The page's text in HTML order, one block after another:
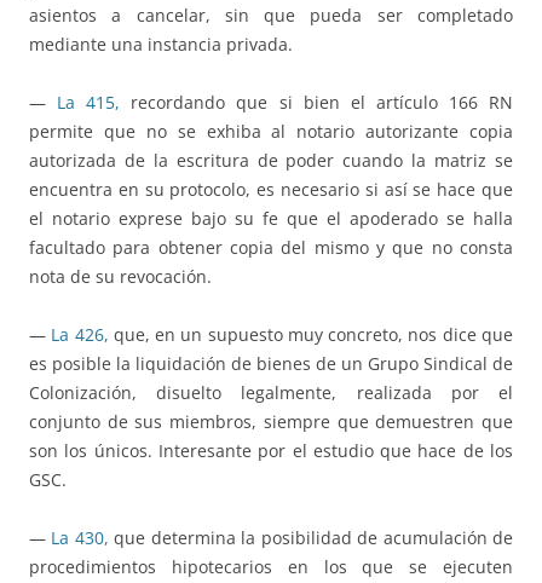
asientos a cancelar, sin que pueda ser completado
mediante una instancia privada.
— La 415, recordando que si bien el artículo 166 RN
permite que no se exhiba al notario autorizante copia
autorizada de la escritura de poder cuando la matriz se
encuentra en su protocolo, es necesario si así se hace que
el notario exprese bajo su fe que el apoderado se halla
facultado para obtener copia del mismo y que no consta
nota de su revocación.
— La 426, que, en un supuesto muy concreto, nos dice que
es posible la liquidación de bienes de un Grupo Sindical de
Colonización, disuelto legalmente, realizada por el
conjunto de sus miembros, siempre que demuestren que
son los únicos. Interesante por el estudio que hace de los
GSC.
— La 430, que determina la posibilidad de acumulación de
procedimientos hipotecarios en los que se ejecuten